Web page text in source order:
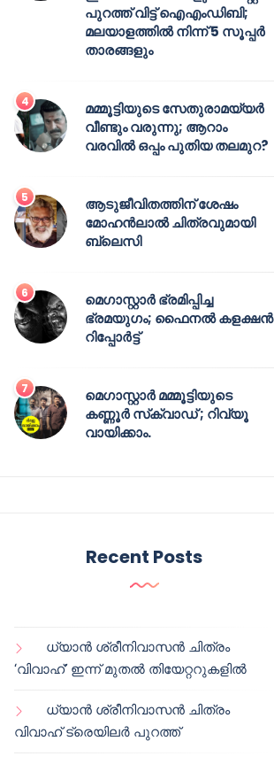
പുറത്ത് വിട്ട് ഐഎംഡിബി;
മലയാളത്തിൽ നിന്ന് 5 സൂപ്പർ
താരങ്ങളും
മമ്മൂട്ടിയുടെ സേതുരാമയ്യർ
വീണ്ടും വരുന്നു; ആറാം
വരവിൽ ഒപ്പം പുതിയ തലമുറ?
ആടുജീവിതത്തിന് ശേഷം
മോഹൻലാൽ ചിത്രവുമായി
ബ്ലെസി
മെഗാസ്റ്റാർ ഭ്രമിപ്പിച്ച
ഭ്രമയുഗം; ഫൈനൽ കളക്ഷൻ
റിപ്പോർട്ട്
മെഗാസ്റ്റാർ മമ്മൂട്ടിയുടെ
കണ്ണൂർ സ്‌ക്വാഡ് ; റിവ്യൂ
വായിക്കാം.
Recent Posts
ധ്യാൻ ശ്രീനിവാസൻ ചിത്രം
‘വിവാഹ്’ ഇന്ന് മുതൽ തിയേറ്ററുകളിൽ
ധ്യാൻ ശ്രീനിവാസൻ ചിത്രം
വിവാഹ് ട്രെയിലർ പുറത്ത്